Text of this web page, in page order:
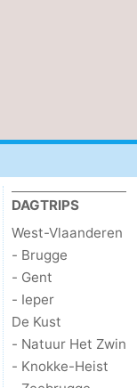
DAGTRIPS
West-Vlaanderen
- Brugge
- Gent
- Ieper
De Kust
- Natuur Het Zwin
- Knokke-Heist